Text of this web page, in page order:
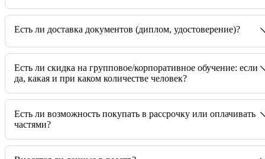
Есть ли доставка документов (диплом, удостоверение)?
Есть ли скидка на групповое/корпоративное обучение: если
да, какая и при каком количестве человек?
Есть ли возможность покупать в рассрочку или оплачивать
частями?